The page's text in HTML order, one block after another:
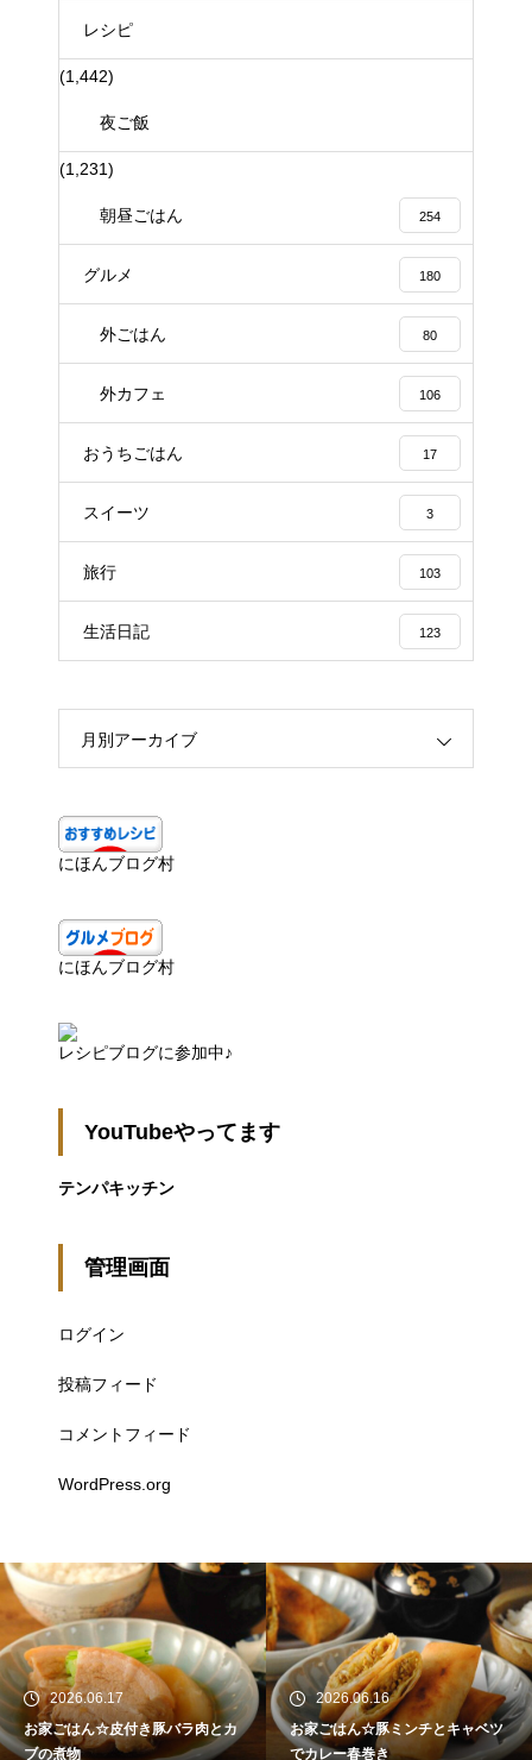
レシピ
(1,442)
夜ご飯
(1,231)
朝昼ごはん 254
グルメ 180
外ごはん 80
外カフェ 106
おうちごはん 17
スイーツ 3
旅行 103
生活日記 123
月別アーカイブ
にほんブログ村
にほんブログ村
レシピブログに参加中♪
YouTubeやってます
テンパキッチン
管理画面
ログイン
投稿フィード
コメントフィード
WordPress.org
2026.06.17
お家ごはん☆皮付き豚バラ肉とカ
ブの煮物
2026.06.16
お家ごはん☆豚ミンチとキャベツ
でカレー春巻き